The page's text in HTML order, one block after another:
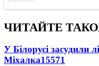
ЧИТАЙТЕ
У Білорусі засудили
Міхалка15571